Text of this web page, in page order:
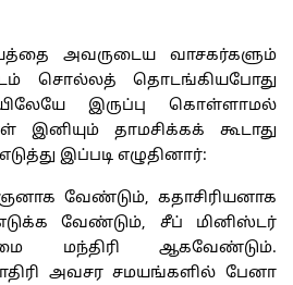
அவருடைய வாசகர்களும்
சொல்லத் தொடங்கியபோது
இருப்பு கொள்ளாமல்
இனியும் தாமசிக்கக் கூடாது
இப்படி எழுதினார்:
வேண்டும், கதாசிரியனாக
வேண்டும், சீப் மினிஸ்டர்
மந்திரி ஆகவேண்டும்.
அவசர சமயங்களில் பேனா